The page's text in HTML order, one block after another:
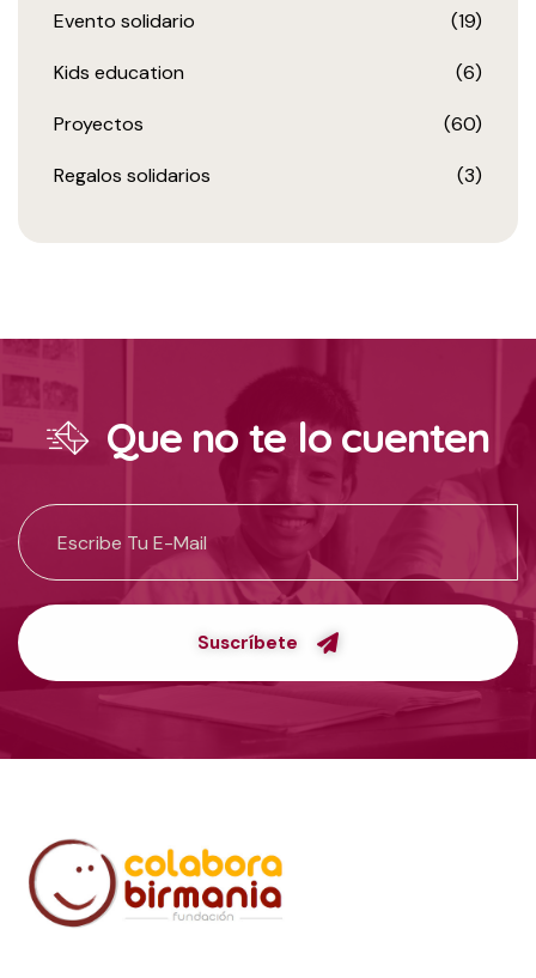
Evento solidario (19)
Kids education (6)
Proyectos (60)
Regalos solidarios (3)
Que no te lo cuenten
Suscríbete